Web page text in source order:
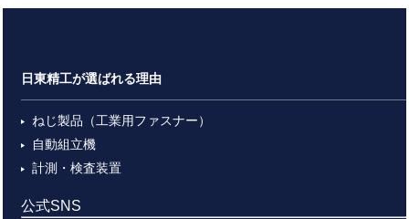
日東精工が選ばれる理由
ねじ製品（工業用ファスナー）
自動組立機
計測・検査装置
公式SNS